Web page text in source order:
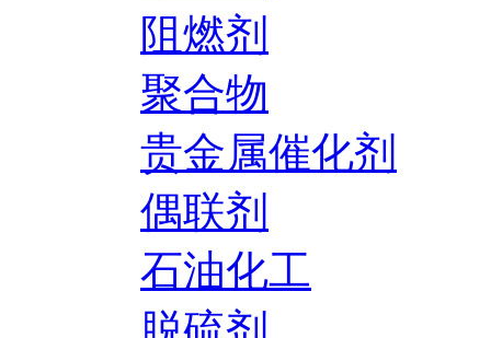
阻燃剂
聚合物
贵金属催化剂
偶联剂
石油化工